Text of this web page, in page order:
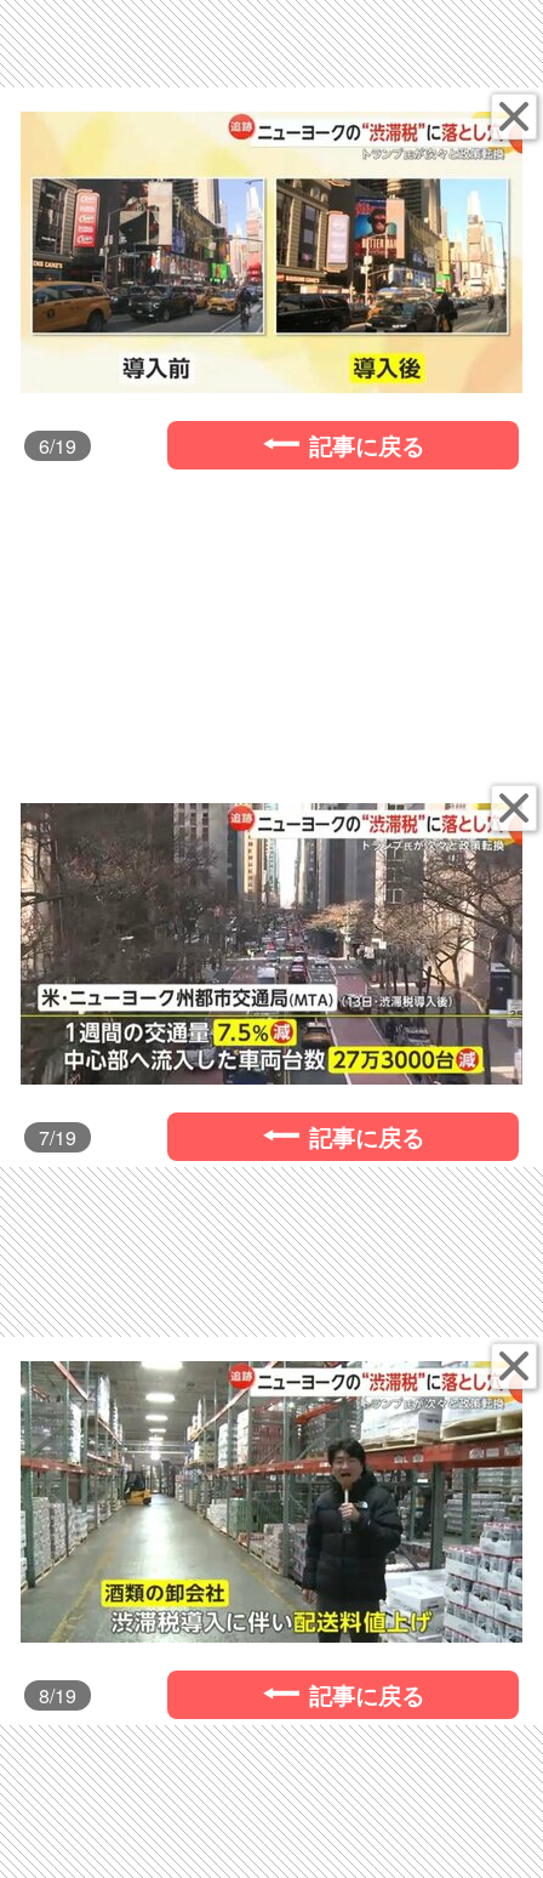
6/19 記事に戻る
7/19 記事に戻る
8/19 記事に戻る